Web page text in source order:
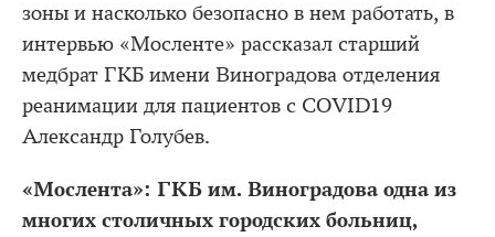
зоны и насколько безопасно в нем работать, в
интервью «Мосленте» рассказал старший
медбрат ГКБ имени Виноградова отделения
реанимации для пациентов с COVID19
Александр Голубев.
«Мослента»: ГКБ им. Виноградова одна из
многих столичных городских больниц,